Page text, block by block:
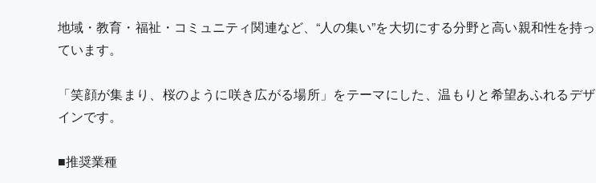
地域・教育・福祉・コミュニティ関連など、“人の集い”を大切にする分野と高い親和性を持っ
ています。
「笑顔が集まり、桜のように咲き広がる場所」をテーマにした、温もりと希望あふれるデザ
インです。
■推奨業種